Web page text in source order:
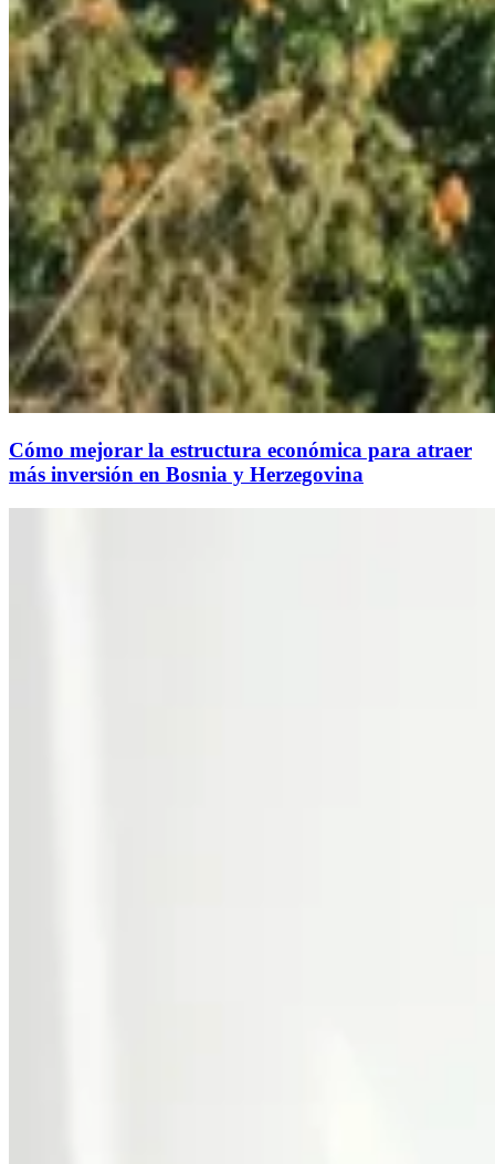
Cómo mejorar la estructura económica para atraer
más inversión en Bosnia y Herzegovina